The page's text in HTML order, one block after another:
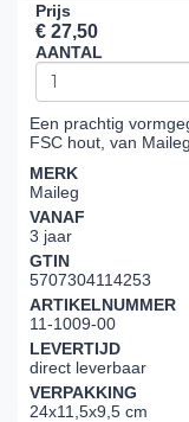
Prijs
€ 27,50
AANTAL
Een prachtig
FSC hout, van Maileg
MERK
Maileg
VANAF
3 jaar
GTIN
5707304114253
ARTIKELNUMMER
11-1009-00
LEVERTIJD
direct leverbaar
VERPAKKING
24x11,5x9,5 cm